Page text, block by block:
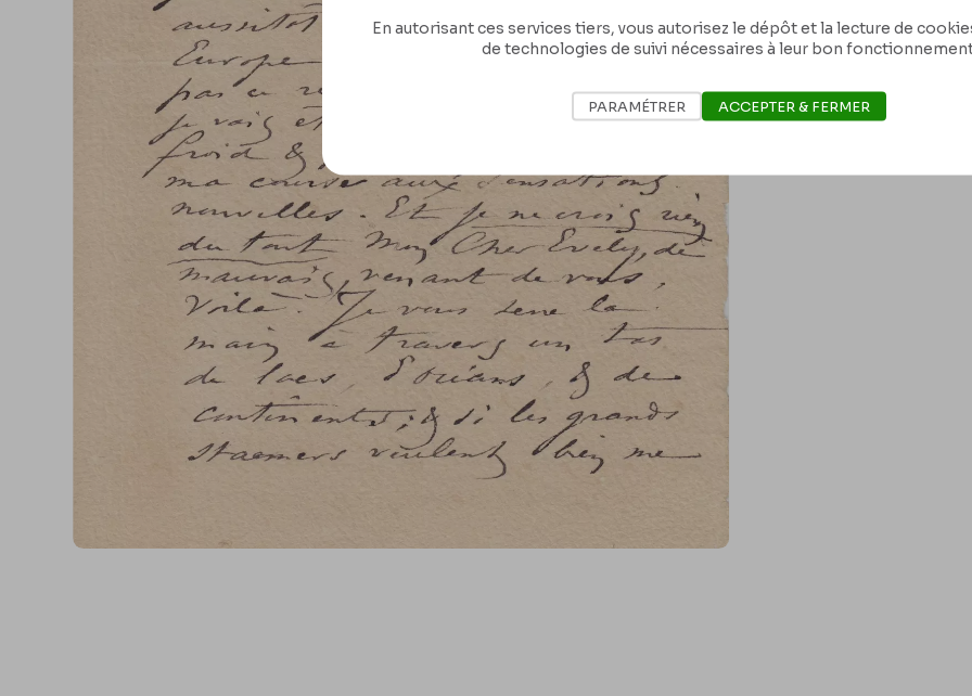
En autorisant ces services tiers, vous autorisez le dépôt et la lecture de
de technologies de suivi nécessaires à leur bon
PARAMÉTRER ACCEPTER & FERMER